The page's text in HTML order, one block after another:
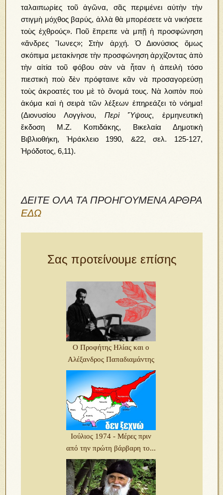
ταλαιπωρίες τοῦ ἀγῶνα, σᾶς περιμένει αὐτὴν τὴν
στιγμὴ μόχθος βαρύς, ἀλλὰ θὰ μπορέσετε νὰ νικήσετε
τοὺς ἐχθρούς». Ποῦ ἔπρεπε νὰ μπῇ ἡ προσφώνηση
«ἄνδρες Ἴωνες»; Στὴν ἀρχή. Ὁ Διονύσιος ὅμως
σκόπιμα μετακίνησε τὴν προσφώνηση ἀρχίζοντας ἀπὸ
τὴν αἰτία τοῦ φόβου σὰν νὰ ἦταν ἡ ἀπειλὴ τόσο
πιεστικὴ ποὺ δὲν πρόφταινε κἂν νὰ προσαγορεύσῃ
τοὺς ἀκροατές του μὲ τὸ ὄνομά τους. Νὰ λοιπὸν ποὺ
ἀκόμα καὶ ἡ σειρὰ τῶν λέξεων ἐπηρεάζει τὸ νόημα!
(Διονυσίου Λογγίνου, Περὶ Ὕψους, ἑρμηνευτικὴ
ἔκδοση Μ.Ζ. Κοπιδάκης, Βικελαία Δημοτικὴ
Βιβλιοθήκη, Ἡράκλειο 1990, &22, σελ. 125-127,
Ἡρόδοτος, 6,11).
ΔΕΙΤΕ ΟΛΑ ΤΑ ΠΡΟΗΓΟΥΜΕΝΑ ΑΡΘΡΑ
ΕΔΩ
Σας προτείνουμε επίσης
Ο Προφήτης Ηλίας και ο
Αλέξανδρος Παπαδιαμάντης
Ιούλιος 1974 - Μέρες πριν
από την πρώτη βάρβαρη το...